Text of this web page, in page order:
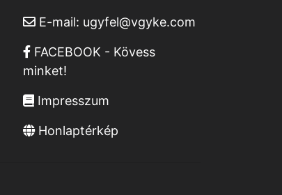
E-mail: ugyfel@vgyke.com
FACEBOOK - Kövess
minket!
Impresszum
Honlaptérkép